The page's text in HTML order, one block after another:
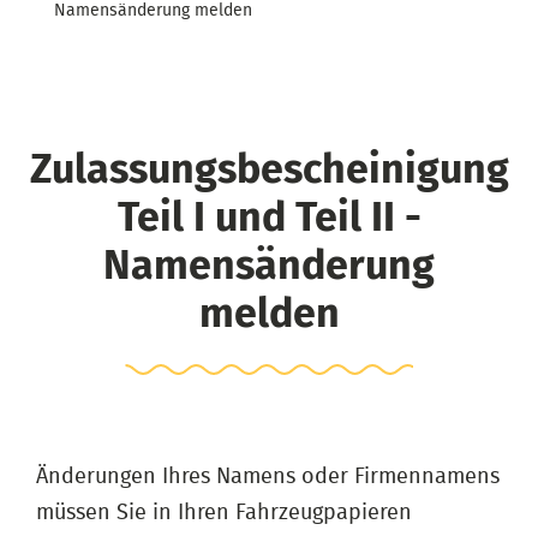
Namensänderung melden
Zulassungsbescheinigung
Teil I und Teil II -
Namensänderung
melden
Änderungen Ihres Namens oder Firmennamens
müssen Sie in Ihren Fahrzeugpapieren